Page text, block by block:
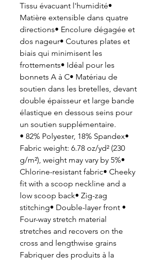
Tissu évacuant l'humidité•
Matière extensible dans quatre
directions• Encolure dégagée et
dos nageur• Coutures plates et
biais qui minimisent les
frottements• Idéal pour les
bonnets A à C• Matériau de
soutien dans les bretelles, devant
double épaisseur et large bande
élastique en dessous seins pour
un soutien supplémentaire.
• 82% Polyester, 18% Spandex•
Fabric weight: 6.78 oz/yd² (230
g/m²), weight may vary by 5%•
Chlorine-resistant fabric• Cheeky
fit with a scoop neckline and a
low scoop back• Zig-zag
stitching• Double-layer front •
Four-way stretch material
stretches and recovers on the
cross and lengthwise grains
Fabriquer des produits à la